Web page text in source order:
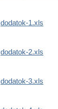
dodatok-1.xls
dodatok-2.xls
dodatok-3.xls